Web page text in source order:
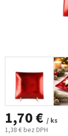
1,70 € / ks
1,38 € bez DPH